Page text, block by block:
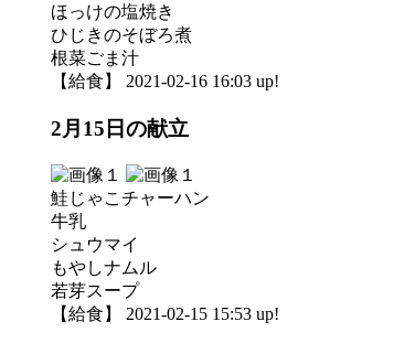
ほっけの塩焼き
ひじきのそぼろ煮
根菜ごま汁
【給食】 2021-02-16 16:03 up!
2月15日の献立
鮭じゃこチャーハン
牛乳
シュウマイ
もやしナムル
若芽スープ
【給食】 2021-02-15 15:53 up!